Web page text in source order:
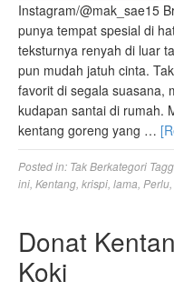
Instagram/@mak_sae15
punya tempat spesial di
teksturnya renyah di luar
pun mudah jatuh cinta.
favorit di segala suasana,
kudapan santai di rumah.
kentang goreng yang …
Posted in: Tak Berkategori
ini, Kentang, krispi, lama, Perlu,
Donat
Koki